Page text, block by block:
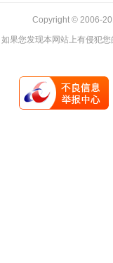
Copyright © 2006-
如果您发现本网站上有侵犯